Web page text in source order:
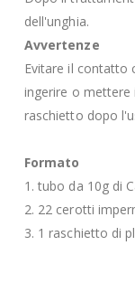
dell'unghia.
Avvertenze
Evitare il contatto
ingerire o mettere
raschietto dopo
Formato
1. tubo da 10g di
2. 22 cerotti
3. 1 raschietto di